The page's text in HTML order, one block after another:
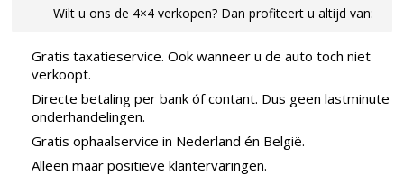
Wilt u ons de 4×4 verkopen? Dan profiteert u altijd van:
Gratis taxatieservice. Ook wanneer u de auto toch niet
verkoopt.
Directe betaling per bank óf contant. Dus geen lastminute
onderhandelingen.
Gratis ophaalservice in Nederland én België.
Alleen maar positieve klantervaringen.